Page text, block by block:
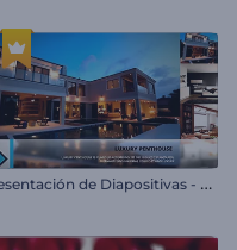
P
resentación de Diapositivas - Bienes Raíces